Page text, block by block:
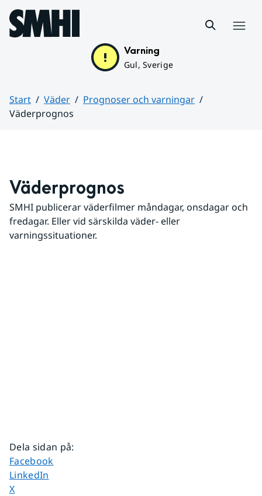
Hoppa till sidans innehåll
Varning
Gul, Sverige
Start Väder
Prognoser och varningar
Väderprognos
Väderprognos
SMHI publicerar väderfilmer måndagar, onsdagar och
fredagar. Eller vid särskilda väder- eller
varningssituationer.
Dela sidan på:
Dela sidan på
Facebook
Dela sidan på
LinkedIn
Dela sidan på
X